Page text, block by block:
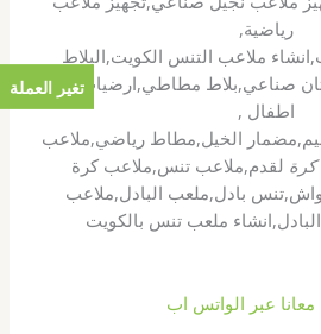
رياضية,
انشاء ملاعب التنس الكويت,البلاط
صناعي,بلاط مطاطي,ارضيات حضانه
اطفال ,
الخيل,مطاط رياضي,ملاعب
كرة لقدم,ملاعب تنس,ملاعب كرة
بادل,ملعب البادل,ملاعب
ملعب تنس بالكويت
عبر الواتس اب
تغير العملة